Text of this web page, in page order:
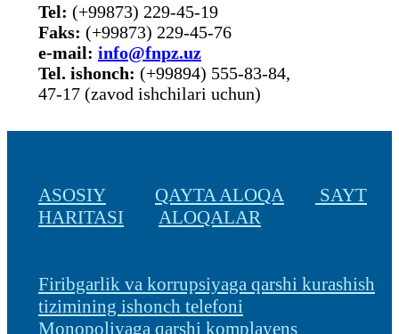
Tel: (+99873) 229-45-19
Faks: (+99873) 229-45-76
е-mail: info@fnpz.uz
Tel. ishonch: (+99894) 555-83-84,
47-17 (zavod ishchilari uchun)
ASOSIY QAYTA ALOQA
SAYT
HARITASI
ALOQALAR
Firibgarlik va korrupsiyaga qarshi kurashish
tizimining ishonch telefoni
Monopoliyaga qarshi komplayens